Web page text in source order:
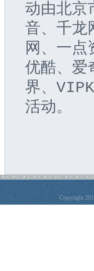
动由北京
音、千龙
网、一
优酷、爱
界、
活动。
Copyright